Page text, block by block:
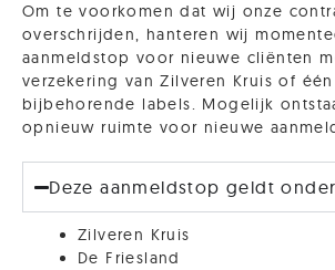
Om te voorkomen dat wij onze
overschrijden, hanteren wij
aanmeldstop voor nieuwe cliënten
verzekering van Zilveren Kruis of
bijbehorende labels. Mogelijk
opnieuw ruimte voor nieuwe
Deze aanmeldstop geldt
Zilveren Kruis
De Friesland